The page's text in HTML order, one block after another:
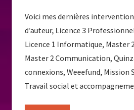
Voici mes dernières
d’auteur, Licence 3
Licence 1 Informatique, Master
Master 2 Communication,
connexions, Weeefund, Mission
Travail social et